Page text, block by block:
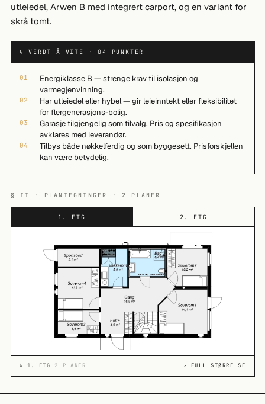
utleiedel, Arwen B med integrert carport, og en variant for
skrå tomt.
↳ VERDT Å VITE · 04 PUNKTER
01
Energiklasse B — strenge krav til isolasjon og
varmegjenvinning.
02
Har utleiedel eller hybel — gir leieinntekt eller fleksibilitet
for flergenerasjons-bolig.
03
Garasje tilgjengelig som tilvalg. Pris og spesifikasjon
avklares med leverandør.
04
Tilbys både nøkkelferdig og som byggesett. Prisforskjellen
kan være betydelig.
§ II · PLANTEGNINGER · 2 PLANER
1. ETG 2. ETG
↳ 1. ETG 2 PLANER ↗ FULL STØRRELSE